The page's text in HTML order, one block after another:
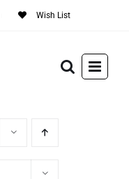
Wish List